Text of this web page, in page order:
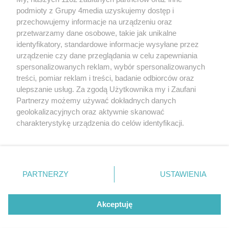
Redakcja Reklama Prywatność
Praca Łódź
the:protocol
Facebook.com
Youtube.com
podmioty z Grupy 4media uzyskujemy dostęp i
przechowujemy informacje na urządzeniu oraz
przetwarzamy dane osobowe, takie jak unikalne
identyfikatory, standardowe informacje wysyłane przez
urządzenie czy dane przeglądania w celu zapewniania
spersonalizowanych reklam, wybór spersonalizowanych
treści, pomiar reklam i treści, badanie odbiorców oraz
ulepszanie usług. Za zgodą Użytkownika my i Zaufani
Partnerzy możemy używać dokładnych danych
geolokalizacyjnych oraz aktywnie skanować
charakterystykę urządzenia do celów identyfikacji.
zmienić/wycofać klikając przycisk ustawień prywatności
znajdujący się w lewym dolnym rogu strony
. Niektóre
użytkownika, ale masz prawo sprzeciwić się takiemu
przetwarzaniu. Preferencje będą miały zastosowania tylko
PARTNERZY USTAWIENIA
Akceptuję